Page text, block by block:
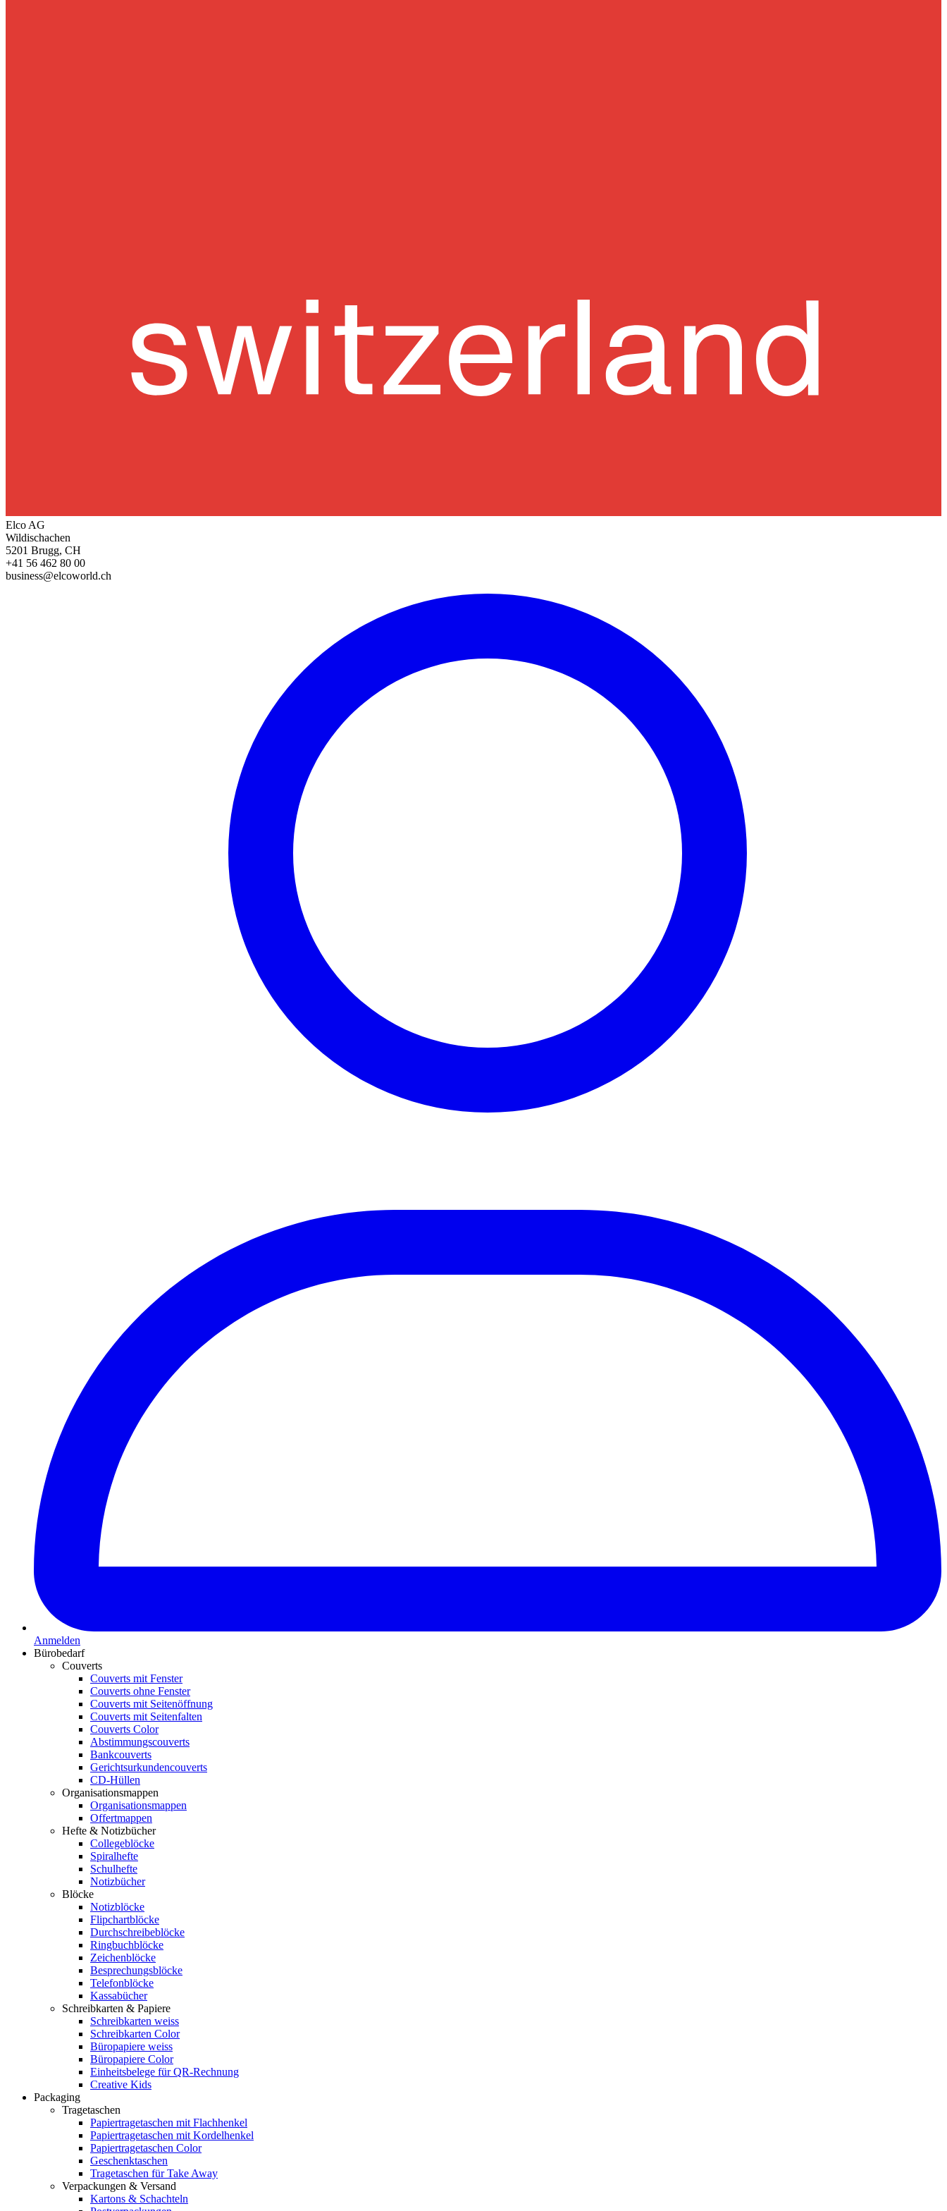
Elco AG
Wildischachen
5201 Brugg, CH
+41 56 462 80 00
business@elcoworld.ch
Anmelden
Bürobedarf
Couverts
Couverts mit Fenster
Couverts ohne Fenster
Couverts mit Seitenöffnung
Couverts mit Seitenfalten
Couverts Color
Abstimmungscouverts
Bankcouverts
Gerichtsurkundencouverts
CD-Hüllen
Organisationsmappen
Organisationsmappen
Offertmappen
Hefte & Notizbücher
Collegeblöcke
Spiralhefte
Schulhefte
Notizbücher
Blöcke
Notizblöcke
Flipchartblöcke
Durchschreibeblöcke
Ringbuchblöcke
Zeichenblöcke
Besprechungsblöcke
Telefonblöcke
Kassabücher
Schreibkarten & Papiere
Schreibkarten weiss
Schreibkarten Color
Büropapiere weiss
Büropapiere Color
Einheitsbelege für QR-Rechnung
Creative Kids
Packaging
Tragetaschen
Papiertragetaschen mit Flachhenkel
Papiertragetaschen mit Kordelhenkel
Papiertragetaschen Color
Geschenktaschen
Tragetaschen für Take Away
Verpackungen & Versand
Kartons & Schachteln